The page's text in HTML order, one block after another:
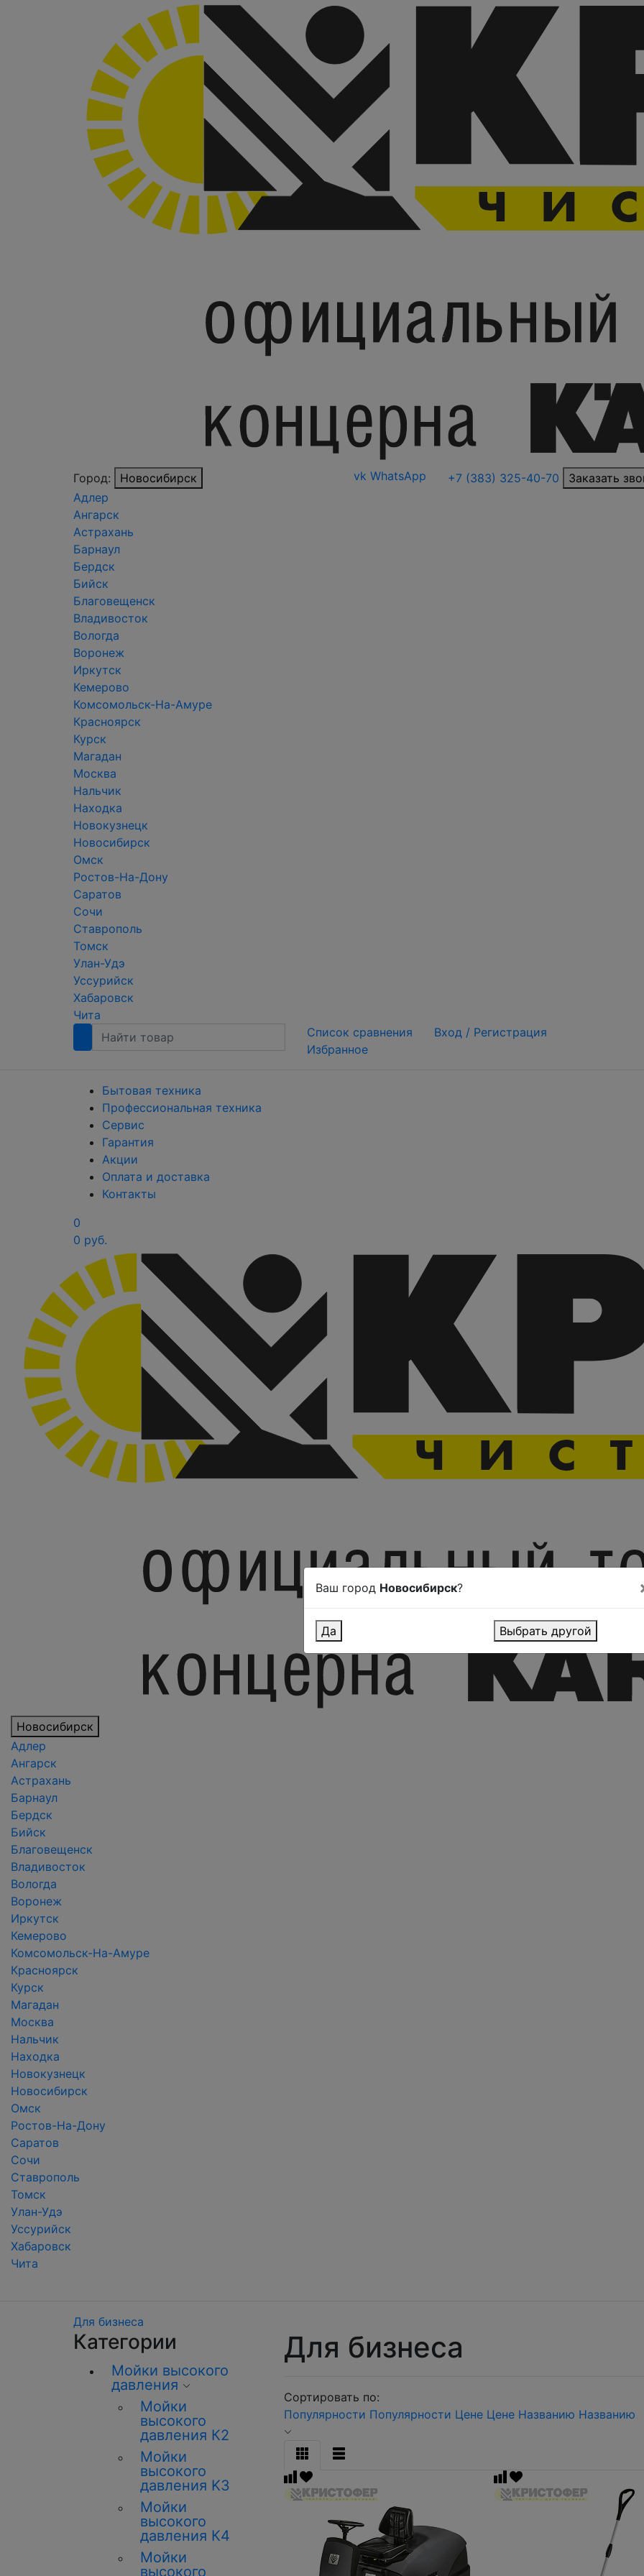
Город:
Новосибирск
Адлер
Ангарск
Астрахань
Барнаул
Бердск
Бийск
Благовещенск
Владивосток
Вологда
Воронеж
Иркутск
Кемерово
Комсомольск-На-Амуре
Красноярск
Курск
Магадан
Москва
Нальчик
Находка
Новокузнецк
Новосибирск
Омск
Ростов-На-Дону
Саратов
Сочи
Ставрополь
Томск
Улан-Удэ
Уссурийск
Хабаровск
Чита
vk WhatsApp +7 (383) 325-40-70 Заказать
Список сравнения
Избранное
Вход / Регистрация
Бытовая техника
Профессиональная техника
Сервис
Гарантия
Акции
Оплата и доставка
Контакты
0
0 руб.
Новосибирск
Адлер
Ангарск
Астрахань
Барнаул
Бердск
Бийск
Благовещенск
Владивосток
Вологда
Воронеж
Иркутск
Кемерово
Комсомольск-На-Амуре
Красноярск
Курск
Магадан
Москва
Нальчик
Находка
Новокузнецк
Новосибирск
Омск
Ростов-На-Дону
Саратов
Сочи
Ставрополь
Томск
Улан-Удэ
Уссурийск
Хабаровск
Чита
Для бизнеса
Категории
Мойки высокого
давления
Мойки
высокого
давления К2
Мойки
высокого
давления K3
Мойки
высокого
давления К4
Мойки
высокого
Для бизнеса
Сортировать по:
Популярности Популярности Цене Цене Названию Названию
Ваш город Новосибирск?
Да Выбрать другой